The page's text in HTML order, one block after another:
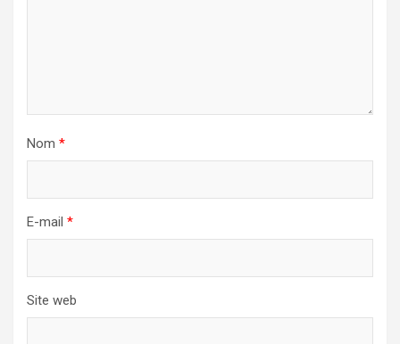
Nom *
E-mail *
Site web